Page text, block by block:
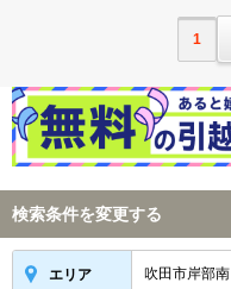
1
検索条件を変更する
エリア 吹田市岸部南